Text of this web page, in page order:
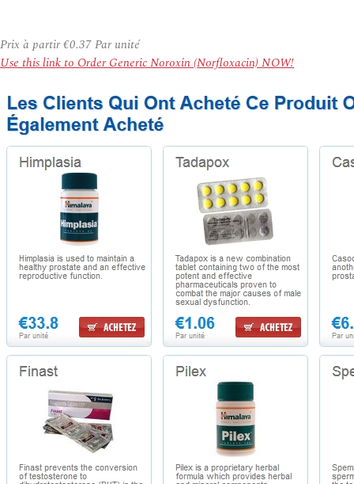
Prix à partir€0.37Par unité
Use this link to Order Generic Noroxin (Norfloxacin) NOW!